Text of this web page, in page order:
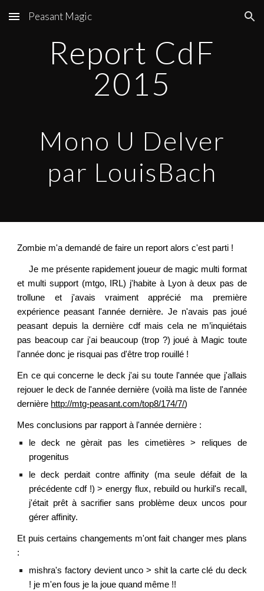
Skip to main content Skip to navigation
Peasant Magic
Report CdF
2015
Mono U Delver
par LouisBach
Zombie m'a demandé de faire un report alors c'est parti !
Je me présente rapidement joueur de magic multi format
et multi support (mtgo, IRL) j'habite à Lyon à deux pas de
trollune et j'avais vraiment apprécié ma première
expérience peasant l'année dernière. Je n'avais pas joué
peasant depuis la dernière cdf mais cela ne m’inquiétais
pas beacoup car j'ai beaucoup (trop ?) joué à Magic toute
l'année donc je risquai pas d'être trop rouillé !
En ce qui concerne le deck j'ai su toute l'année que j'allais
rejouer le deck de l'année dernière (voilà ma liste de l'année
dernière http://mtg-peasant.com/top8/174/7/)
Mes conclusions par rapport à l'année dernière :
le deck ne gèrait pas les cimetières > reliques de
progenitus
le deck perdait contre affinity (ma seule défait de la
précédente cdf !) > energy flux, rebuild ou hurkil's recall,
j'était prêt à sacrifier sans problème deux uncos pour
gérer affinity.
Et puis certains changements m'ont fait changer mes plans
:
mishra's factory devient unco > shit la carte clé du deck
! je m'en fous je la joue quand même !!